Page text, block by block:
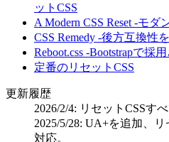
ットCSS
A Modern CSS Reset -モ
CSS Remedy -後方互換性
Reboot.css -Bootstrapで採
定番のリセットCSS
更新履歴
2026/2/4: リセットCSSす
2025/5/28: UA+を追加、
対応。